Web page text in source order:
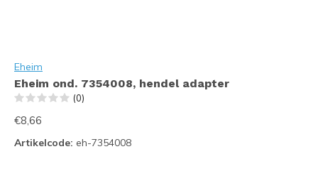
Eheim
Eheim ond. 7354008, hendel adapter
(0)
€8,66
Artikelcode: eh-7354008